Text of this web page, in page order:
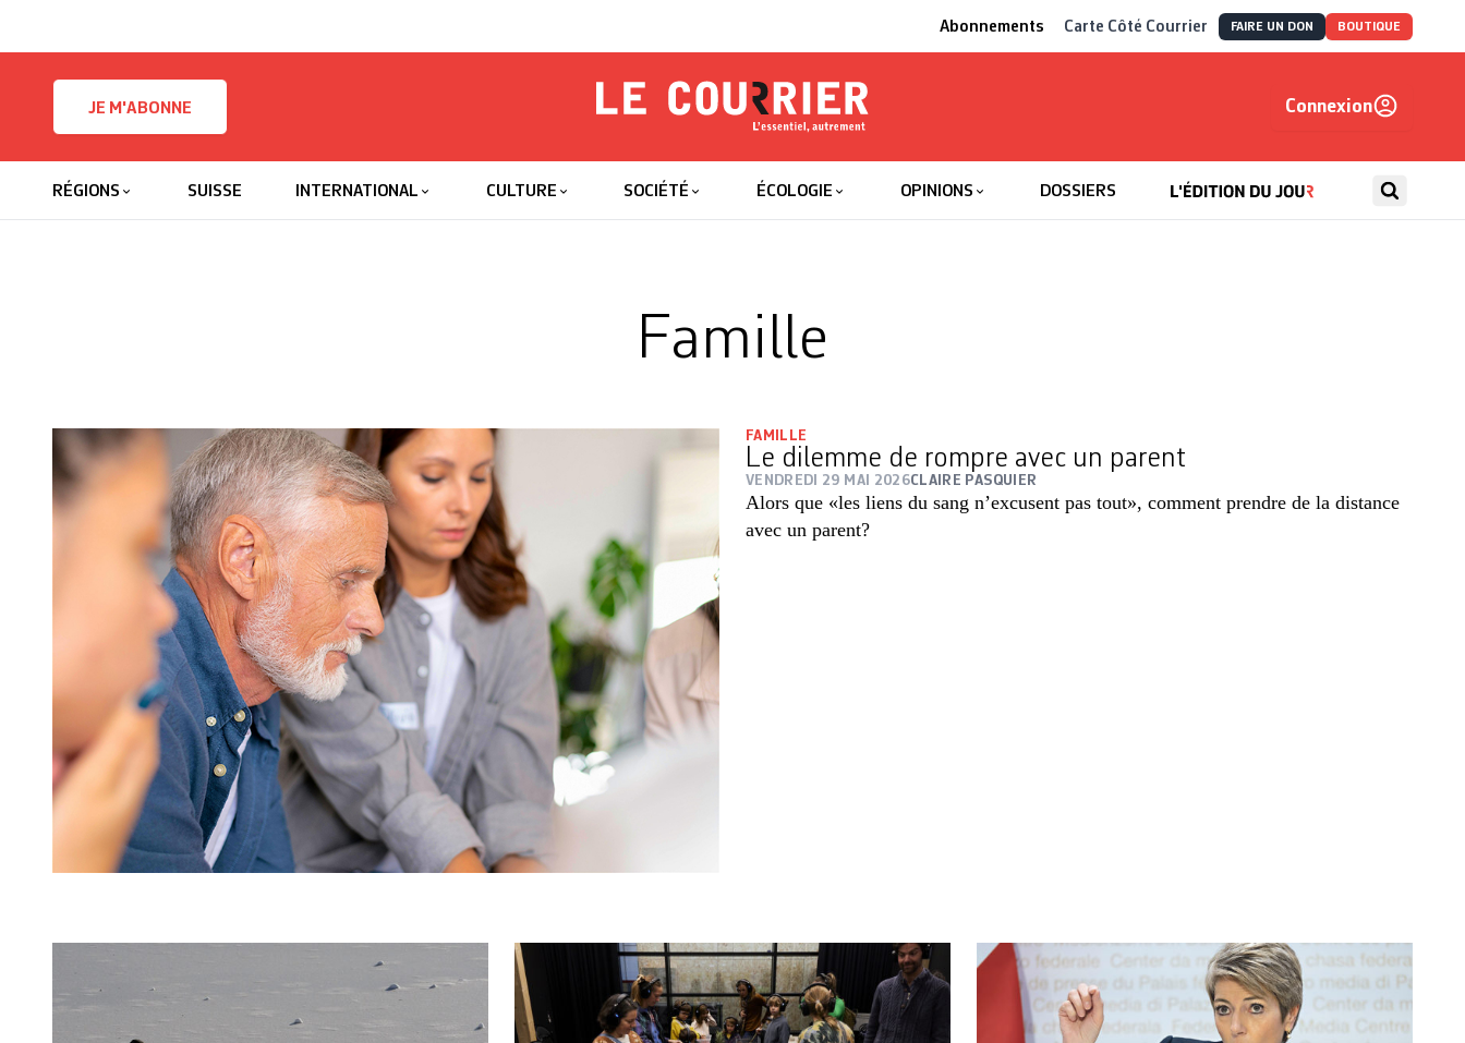
Abonnements Carte Côté Courrier FAIRE UN DON BOUTIQUE
JE M'ABONNE
Le Courrier
Connexion
RÉGIONS SUISSE INTERNATIONAL CULTURE SOCIÉTÉ ÉCOLOGIE OPINIONS DOSSIERS
Famille
FAMILLE
Le dilemme de rompre avec un parent
VENDREDI 29 MAI 2026CLAIRE PASQUIER
Alors que «les liens du sang n’excusent pas tout», comment prendre de la distance
avec un parent?